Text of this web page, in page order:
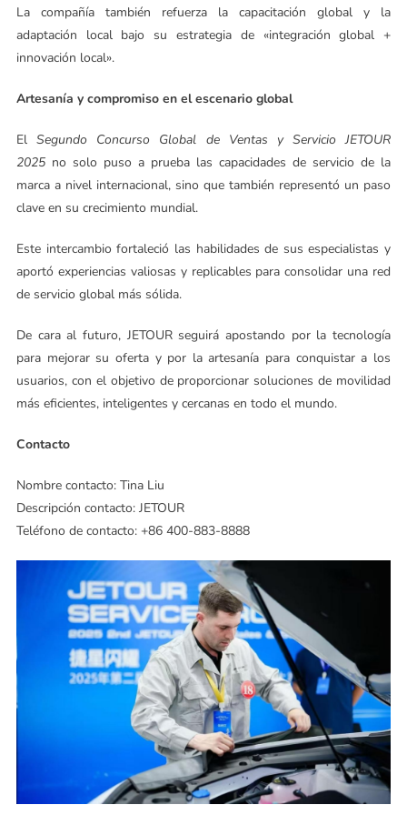
La compañía también refuerza la capacitación global y la
adaptación local bajo su estrategia de «integración global +
innovación local».
Artesanía y compromiso en el escenario global
ElSegundo Concurso Global de Ventas y Servicio JETOUR
2025no solo puso a prueba las capacidades de servicio de la
marca a nivel internacional, sino que también representó un paso
clave en su crecimiento mundial.
Este intercambio fortaleció las habilidades de sus especialistas y
aportó experiencias valiosas y replicables para consolidar una red
de servicio global más sólida.
De cara al futuro, JETOUR seguirá apostando por la tecnología
para mejorar su oferta y por la artesanía para conquistar a los
usuarios, con el objetivo de proporcionar soluciones de movilidad
más eficientes, inteligentes y cercanas en todo el mundo.
Contacto
Nombre contacto: Tina Liu
Descripción contacto: JETOUR
Teléfono de contacto: +86 400-883-8888